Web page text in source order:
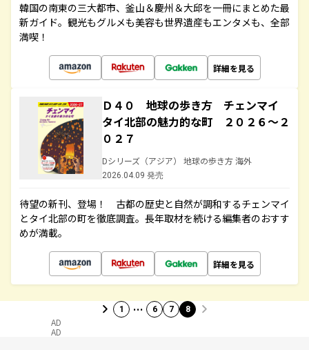
韓国の南東の三大都市、釜山＆慶州＆大邱を一冊にまとめた最
新ガイド。観光もグルメも美容も世界遺産もエンタメも、全部
満喫！
詳細を見る
Ｄ４０ 地球の歩き方 チェンマイ
タイ北部の魅力的な町 ２０２６～２
０２７
Dシリーズ（アジア） 地球の歩き方 海外
2026.04.09 発売
待望の新刊、登場！ 古都の歴史と自然が調和するチェンマイ
とタイ北部の町を徹底調査。長年取材を続ける編集者のおすす
めが満載。
詳細を見る
1 … 6 7 8
AD
AD